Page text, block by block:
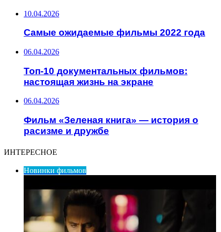
10.04.2026
Самые ожидаемые фильмы 2022 года
06.04.2026
Топ-10 документальных фильмов:
настоящая жизнь на экране
06.04.2026
Фильм «Зеленая книга» — история о
расизме и дружбе
ИНТЕРЕСНОЕ
Новинки фильмов